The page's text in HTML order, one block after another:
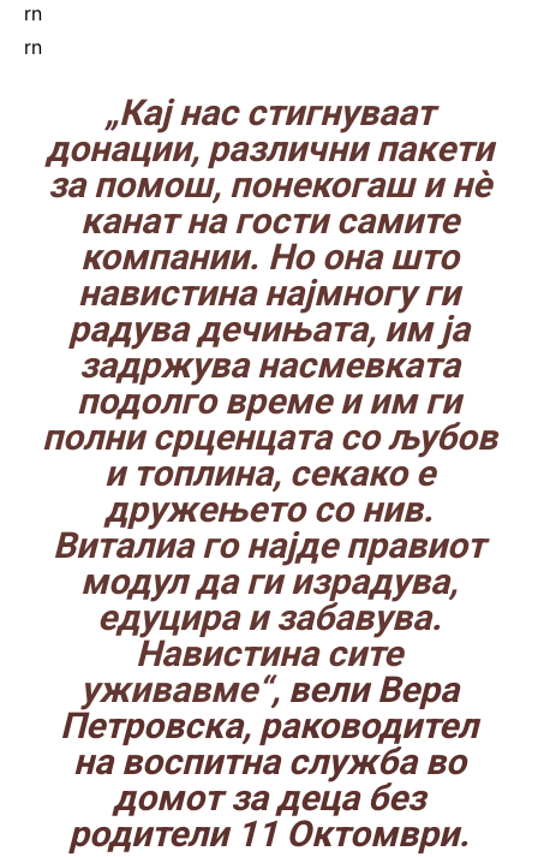
rn
rn
„Кај нас стигнуваат
донации, различни пакети
за помош, понекогаш и нè
канат на гости самите
компании. Но она што
навистина најмногу ги
радува дечињата, им ја
задржува насмевката
подолго време и им ги
полни срценцата со љубов
и топлина, секако е
дружењето со нив.
Виталиа го најде правиот
модул да ги израдува,
едуцира и забавува.
Навистина сите
уживавме“, вели Вера
Петровска, раководител
на воспитна служба во
домот за деца без
родители 11 Октомври.